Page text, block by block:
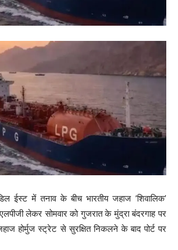
ईस्ट में तनाव के बीच भारतीय जहाज ‘शिवालिक’
लेकर सोमवार को गुजरात के मुंद्रा बंदरगाह पर
होर्मुज स्ट्रेट से सुरक्षित निकलने के बाद पोर्ट पर